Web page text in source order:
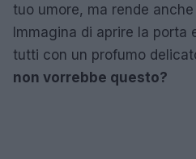
tuo umore, ma rende
Immagina di aprire la porta
tutti con un profumo
non vorrebbe questo?